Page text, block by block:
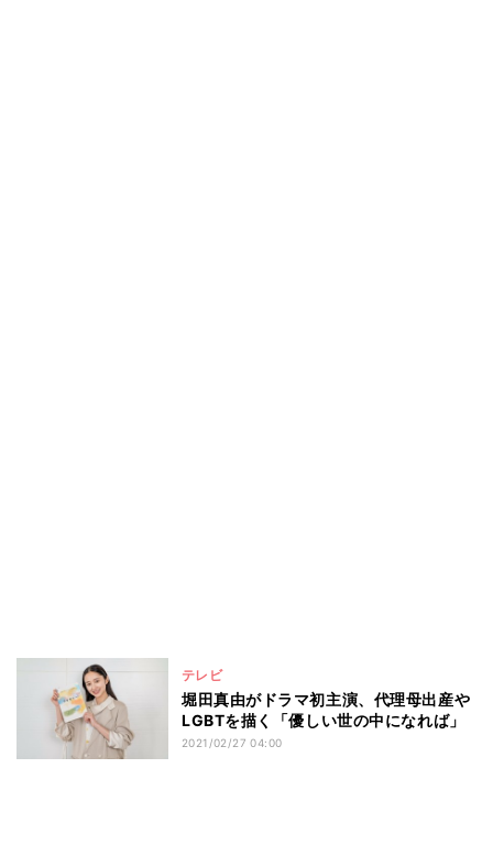
テレビ
堀田真由がドラマ初主演、代理母出産や
LGBTを描く「優しい世の中になれば」
2021/02/27 04:00